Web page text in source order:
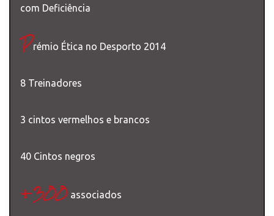
com Deficiência
Prémio Ética no Desporto 2014
8 Treinadores
3 cintos vermelhos e brancos
40 Cintos negros
+300 associados